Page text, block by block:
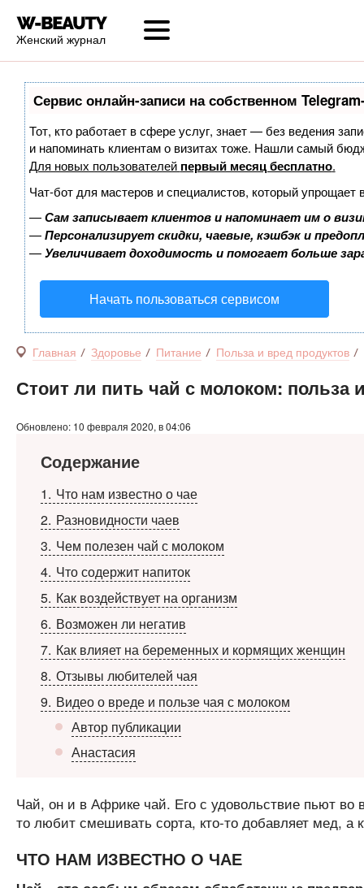
Женский журнал
Сервис онлайн-записи на собственном
Тот, кто работает в сфере услуг, знает — без ведения
и напоминать клиентам о визитах тоже. Нашли самый
Для новых пользователей первый месяц бесплатно.
Чат-бот для мастеров и специалистов, который упрощает
—Сам записывает клиентов и напоминает им о
—Персонализирует скидки, чаевые, кэшбэк и
—Увеличивает доходимость и помогает больше
Начать пользоваться сервисом
Главная Здоровье Питание Польза и вред продуктов
Стоит ли пить чай с молоком: польза
Обновлено: 10 февраля 2020, в 04:06
Содержание
1
Что нам известно о чае
2 Разновидности чаев
3 Чем полезен чай с молоком
4 Что содержит напиток
5 Как воздействует на организм
6 Возможен ли негатив
7 Как влияет на беременных и кормящих женщин
8 Отзывы любителей чая
9 Видео о вреде и пользе чая с молоком
Автор публикации
Анастасия
Чай, он и в Африке чай. Его с удовольствие пьют во
то любит смешивать сорта, кто-то добавляет мед,
ЧТО НАМ ИЗВЕСТНО О ЧАЕ